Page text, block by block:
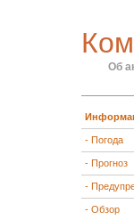
Об
- Погода
- Прогноз
-
- Обзор